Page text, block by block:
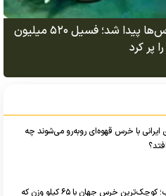
حلقه گمشده تکامل اختاپوس‌ها پیدا شد؛ فسیل ۵۲۰ میلیون
پر کرد
ایرانی با خرس قهوه‌ای روبه‌رو می‌شوند چه
خرس آفتاب؛ کوچک‌ترین خرس جهان با ۶۵ کیلو وزن که